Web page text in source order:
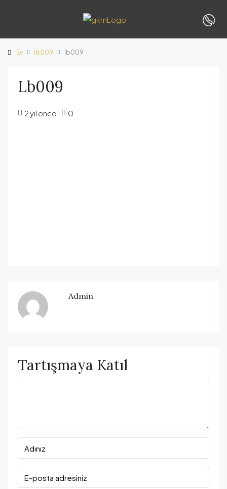
Ev lb009 lb009
Lb009
2 yıl önce 0
Admin
Tartışmaya Katıl